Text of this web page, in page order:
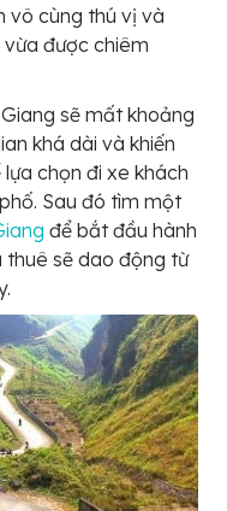
vô cùng thú vị và
vừa được chiêm
sẽ mất khoảng
khá dài và khiến
chọn đi xe khách
Sau đó tìm một
để bắt đầu hành
thuê sẽ dao động từ